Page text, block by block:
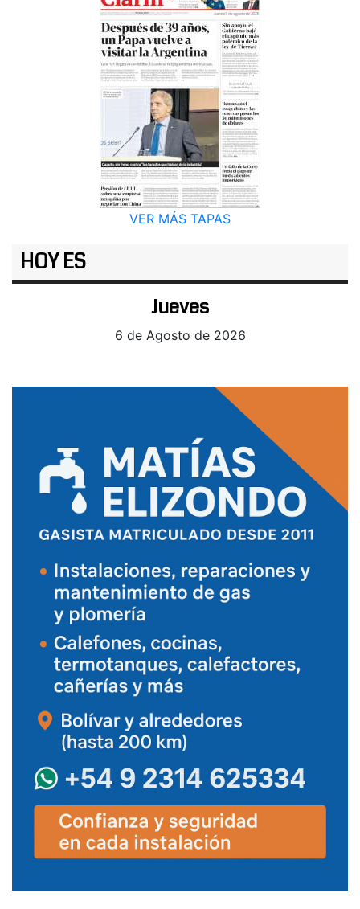
VER MÁS TAPAS
HOY ES
Jueves
6 de Agosto de 2026